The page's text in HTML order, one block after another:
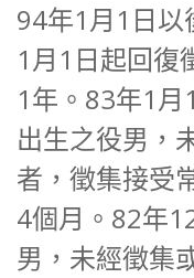
94年1月1日以
1月1日起回復
1年。83年1
出生之役男，
者，徵集接受
4個月。82年
男，未經徵集